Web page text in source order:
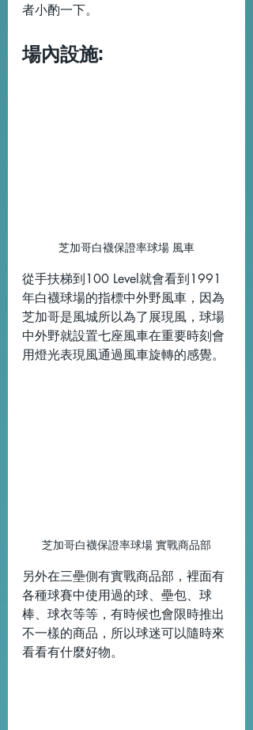
者小酌一下。
場內設施:
芝加哥白襪保證率球場 風車
從手扶梯到100 Level就會看到1991
年白襪球場的指標中外野風車，因為
芝加哥是風城所以為了展現風，球場
中外野就設置七座風車在重要時刻會
用燈光表現風通過風車旋轉的感覺。
芝加哥白襪保證率球場 實戰商品部
另外在三壘側有實戰商品部，裡面有
各種球賽中使用過的球、壘包、球
棒、球衣等等，有時候也會限時推出
不一樣的商品，所以球迷可以隨時來
看看有什麼好物。